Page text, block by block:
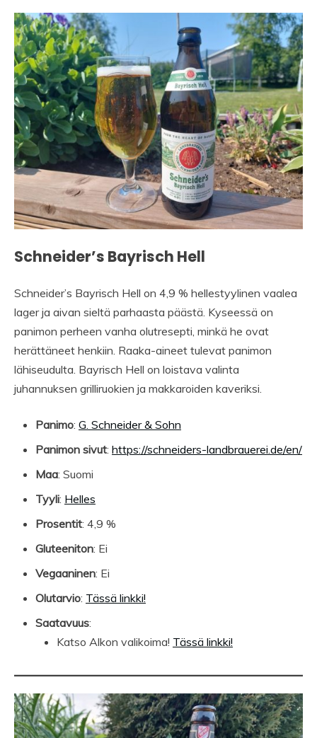
Schneider’s Bayrisch Hell
Schneider’s Bayrisch Hell on 4,9 % hellestyylinen vaalea
lager ja aivan sieltä parhaasta päästä. Kyseessä on
panimon perheen vanha olutresepti, minkä he ovat
herättäneet henkiin. Raaka-aineet tulevat panimon
lähiseudulta. Bayrisch Hell on loistava valinta
juhannuksen grilliruokien ja makkaroiden kaveriksi.
Panimo: G. Schneider & Sohn
Panimon sivut: https://schneiders-landbrauerei.de/en/
Maa: Suomi
Tyyli: Helles
Prosentit: 4,9 %
Gluteeniton: Ei
Vegaaninen: Ei
Olutarvio: Tässä linkki!
Saatavuus:
Katso Alkon valikoima! Tässä linkki!